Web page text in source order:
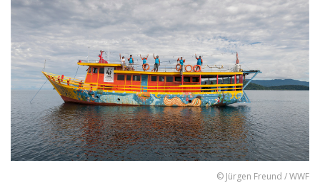
© Jürgen Freund / WWF